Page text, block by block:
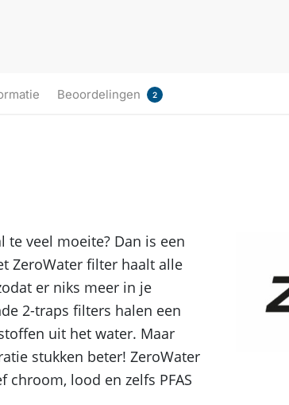
Beoordelingen 2
veel moeite? Dan is een
ZeroWater filter haalt alle
er niks meer in je
2-traps filters halen een
uit het water. Maar
stukken beter! ZeroWater
lood en zelfs PFAS